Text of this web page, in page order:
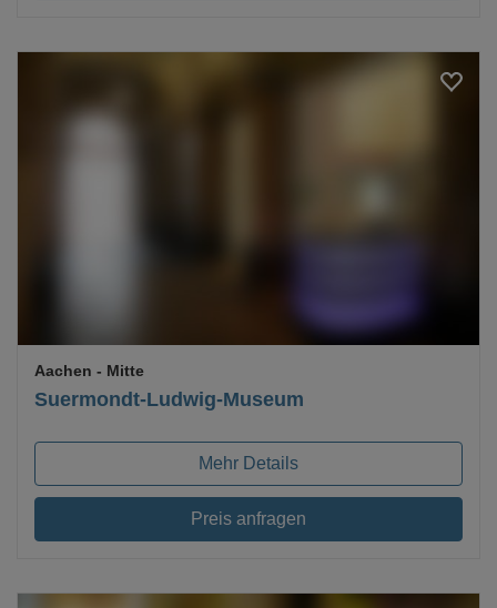
Suermondt-Ludwig-Museum
Aachen - Mitte
Mehr Details
Preis anfragen